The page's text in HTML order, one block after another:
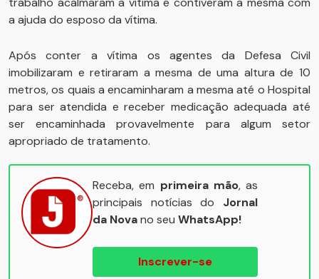
a ajuda do esposo da vítima.
Após conter a vítima os agentes da Defesa Civil
imobilizaram e retiraram a mesma de uma altura de 10
metros, os quais a encaminharam a mesma até o Hospital
para ser atendida e receber medicação adequada até
ser encaminhada provavelmente para algum setor
apropriado de tratamento.
Receba, em primeira mão, as
principais notícias do Jornal
da Novano seu WhatsApp!
Inscrever-se